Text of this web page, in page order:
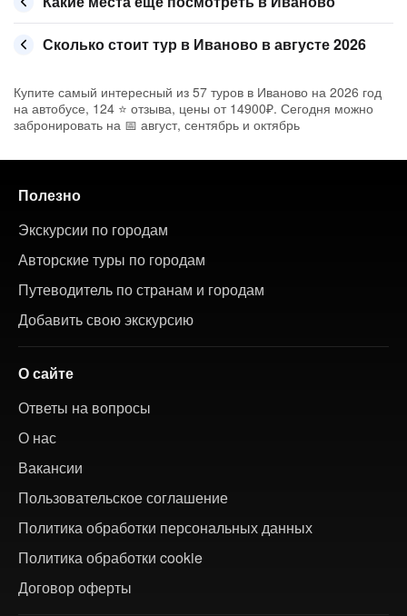
Сколько стоит тур в Иваново в августе 2026
Купите самый интересный из 57 туров в Иваново на 2026 год
на автобусе, 124 ⭐ отзыва, цены от 14900₽. Сегодня можно
забронировать на 📅 август, сентябрь и октябрь
Полезно
Экскурсии по городам
Авторские туры по городам
Путеводитель по странам и городам
Добавить свою экскурсию
О сайте
Ответы на вопросы
О нас
Вакансии
Пользовательское соглашение
Политика обработки персональных данных
Политика обработки cookie
Договор оферты